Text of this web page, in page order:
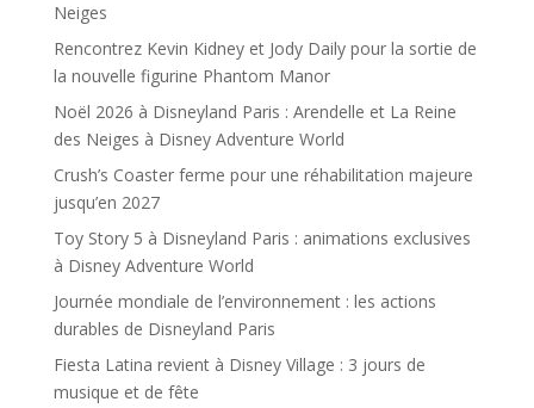
Neiges
Rencontrez Kevin Kidney et Jody Daily pour la sortie de
la nouvelle figurine Phantom Manor
Noël 2026 à Disneyland Paris : Arendelle et La Reine
des Neiges à Disney Adventure World
Crush’s Coaster ferme pour une réhabilitation majeure
jusqu’en 2027
Toy Story 5 à Disneyland Paris : animations exclusives
à Disney Adventure World
Journée mondiale de l’environnement : les actions
durables de Disneyland Paris
Fiesta Latina revient à Disney Village : 3 jours de
musique et de fête